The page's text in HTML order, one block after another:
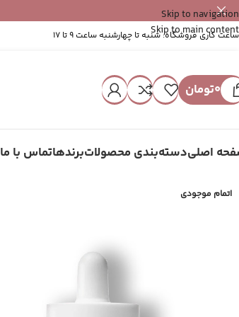
Skip to navigation
Skip to main content
ساعت کاری فروشگاه: شنبه تا چهارشنبه ساعت 9 تا 17
0تومان
اصلیدسته‌بندی محصولاتبرندهاتماس با ما
اتمام موجودی